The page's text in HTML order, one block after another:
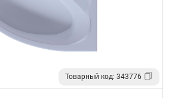
Товарный код: 343776